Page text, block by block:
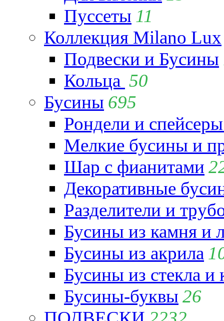
Пуссеты 11
Коллекция Milano Lux
Подвески и Бусины
Кольца 50
Бусины 695
Рондели и
Мелкие бусины и
Шар с фианитами
Декоративные
Разделители и
Бусины из камня и
Бусины из акрила
Бусины из стекла и
Бусины-буквы 26